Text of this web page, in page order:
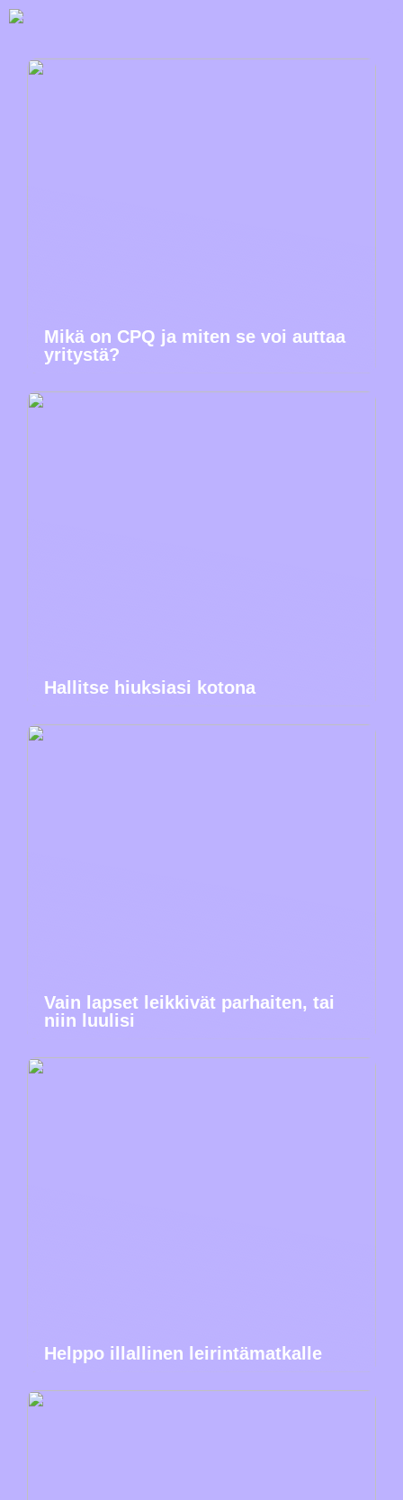
Mikä on CPQ ja miten se voi auttaa
yritystä?
Hallitse hiuksiasi kotona
Vain lapset leikkivät parhaiten, tai
niin luulisi
Helppo illallinen leirintämatkalle